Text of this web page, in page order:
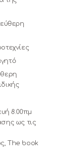
8.00πμ
ως τις
The book